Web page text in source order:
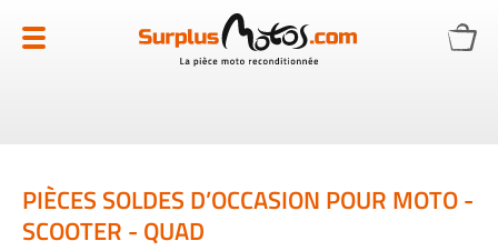
au
contenu
PIÈCES SOLDES D’OCCASION POUR MOTO -
SCOOTER - QUAD